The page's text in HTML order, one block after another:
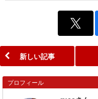
新しい記事
プロフィール